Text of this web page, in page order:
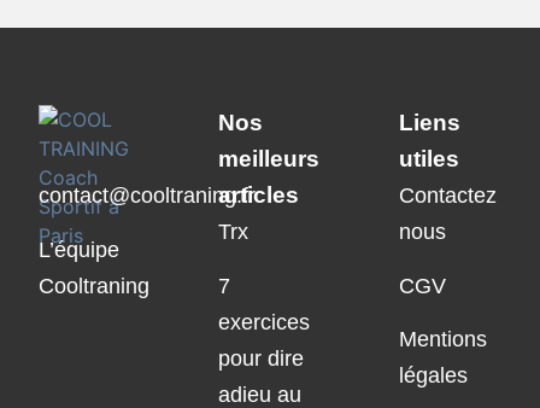
contact@cooltraning.fr
L’équipe
Cooltraning
Nos
meilleurs
articles
Trx
7
exercices
pour dire
adieu au
Liens
utiles
Contactez
nous
CGV
Mentions
légales